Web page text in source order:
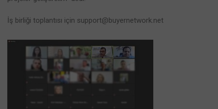
İş birliği toplantısı için support@buyernetwork.net